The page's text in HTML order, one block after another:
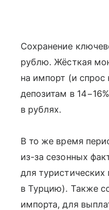
Сохранение
рублю. Жёсткая
на импорт (и
депозитам в
в рублях.
В то же время
из-за сезонных
для туристических
в Турцию). Также
импорта, для